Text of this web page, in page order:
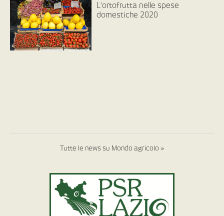
L’ortofrutta nelle spese
domestiche 2020
Tutte le news su Mondo agricolo »